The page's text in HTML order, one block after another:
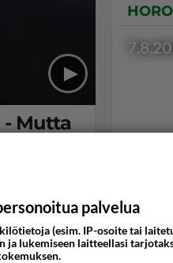
- Mutta
Valitse
palvelua
(esim. IP-osoite tai
ja lukemiseen laitteellasi